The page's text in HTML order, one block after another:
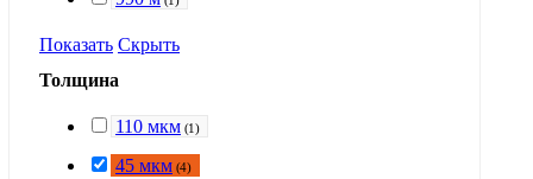
Показать Скрыть
Толщина
110 мкм (1 )
45 мкм (4)